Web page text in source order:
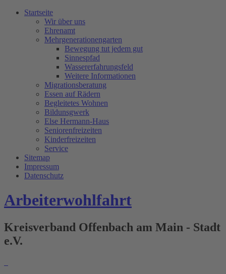
Startseite
Wir über uns
Ehrenamt
Mehrgenerationengarten
Bewegung tut jedem gut
Sinnespfad
Wassererfahrungsfeld
Weitere Informationen
Migrationsberatung
Essen auf Rädern
Begleitetes Wohnen
Bildunsgwerk
Else Hermann-Haus
Seniorenfreizeiten
Kinderfreizeiten
Service
Sitemap
Impressum
Datenschutz
Arbeiterwohlfahrt
Kreisverband Offenbach am Main - Stadt
e.V.